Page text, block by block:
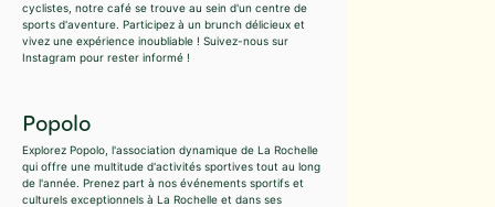
cyclistes, notre café se trouve au sein d'un centre de
sports d'aventure. Participez à un brunch délicieux et
vivez une expérience inoubliable ! Suivez-nous sur
Instagram pour rester informé !
Popolo
Explorez Popolo, l'association dynamique de La Rochelle
qui offre une multitude d'activités sportives tout au long
de l'année. Prenez part à nos événements sportifs et
culturels exceptionnels à La Rochelle et dans ses